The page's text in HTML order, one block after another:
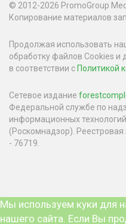
© 2012-2026 PromoGroup
Копирование материалов
Продолжая использовать
обработку файлов Cookies и
в соответствии с Политикой
Сетевое издание
Федеральной службе по
информационных
(Роскомнадзор).
- 76719.
Мы используем куки для
нашего сайта. Если Вы